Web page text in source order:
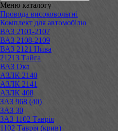
Меню каталогу
Провода високовольтні
Комплект для автомобілю
ВАЗ 2101-2107
ВАЗ 2108-2109
ВАЗ 2121 Нива
21213 Тайга
ВАЗ Ока
АЗЛК 2140
АЗЛК 2141
АЗЛК 408
ЗАЗ 968 (40)
ЗАЗ 30
ЗАЗ 1102 Таврія
1102 Таврія (крив)